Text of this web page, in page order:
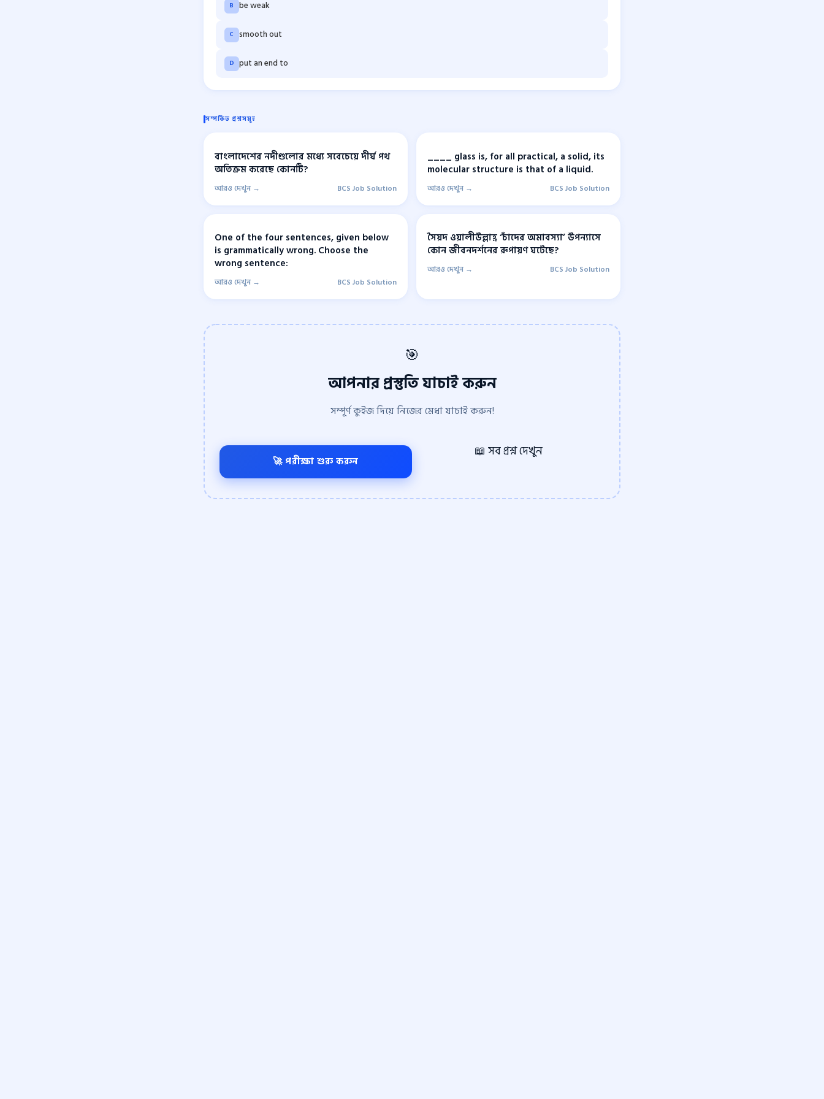
B be weak
C smooth out
D put an end to
সম্পর্কিত প্রশ্নসমূহ
বাংলাদেশের নদীগুলোর মধ্যে সবেচেয়ে দীর্ঘ পথ
অতিক্রম করেছে কোনটি?
আরও দেখুন → BCS Job Solution
____ glass is, for all practical, a solid, its
molecular structure is that of a liquid.
আরও দেখুন → BCS Job Solution
One of the four sentences, given below
is grammatically wrong. Choose the
wrong sentence:
আরও দেখুন → BCS Job Solution
সৈয়দ ওয়ালীউল্লাহ্র ‘চাঁদের অমাবস্যা’ উপন্যাসে
কোন জীবনদর্শনের রূপায়ণ ঘটেছে?
আরও দেখুন → BCS Job Solution
🎯
আপনার প্রস্তুতি যাচাই করুন
সম্পূর্ণ কুইজ দিয়ে নিজের মেধা যাচাই করুন!
🚀 পরীক্ষা শুরু করুন
📖 সব প্রশ্ন দেখুন